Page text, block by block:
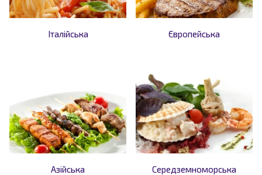
Італійська Європейська
Азійська Cередземноморська